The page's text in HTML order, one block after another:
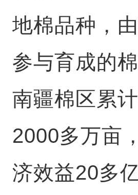
地棉品种，由
参与育成的
南疆棉区累
2000多万亩
济效益20多亿